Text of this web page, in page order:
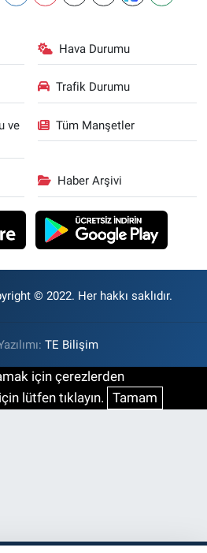
Hava Durumu
Trafik Durumu
ve
Tüm Manşetler
Haber Arşivi
© 2022. Her hakkı saklıdır.
TE Bilişim
için çerezlerden
lütfen tıklayın. Tamam